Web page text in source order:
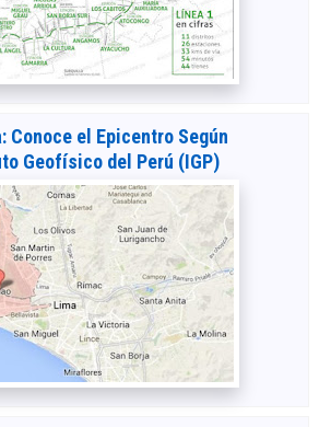
Conoce el Epicentro Según
Geofísico del Perú (IGP)